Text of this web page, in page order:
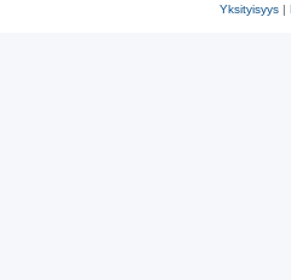
Yksityisyys |